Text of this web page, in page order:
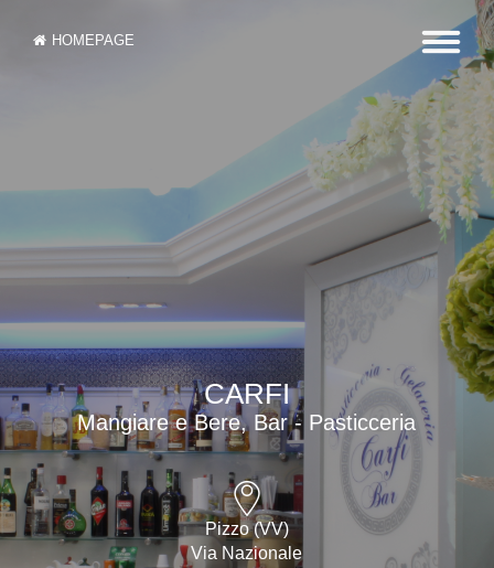
HOMEPAGE
CARFI
Mangiare e Bere, Bar - Pasticceria
Pizzo (VV)
Via Nazionale